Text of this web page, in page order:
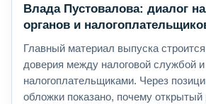
Влада Пустовалова: диалог
органов и
Главный материал выпуска
доверия между налоговой службой и
налогоплательщиками. Через
обложки показано, почему открытый